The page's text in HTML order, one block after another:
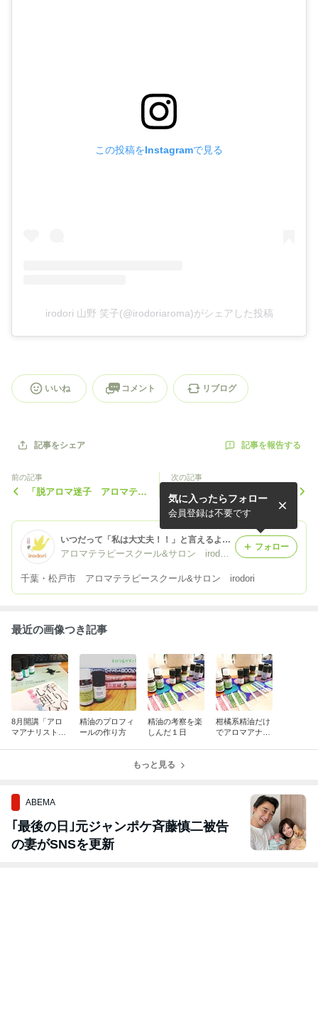
この投稿をInstagramで見る
irodori 山野 笑子(@irodoriaroma)がシェアした投稿
いいね コメント リブログ
記事をシェア 記事を報告する
前の記事
「脱アロマ迷子 アロマテラ
ける...
次の記事
「脱アロマ迷子アロマテラピ
ーレッスン」いよいよ今月か
らスタートいたします。 ...
いつだって「私は大丈夫！！」と言えるように
千葉・松戸市 アロマテラピースクール&サロン irodori
気に入ったらフォロー
会員登録は不要です
フォロー
最近の画像つき記事
8月開講「アロ
マアナリスト養
精油のプロフィ
ールの作り方
精油の考察を楽
しんだ１日
柑橘系精油だけ
でアロマアナリ
もっと見る
ABEMA
｢最後の日｣元ジャンポケ斉藤慎二被告
の妻がSNSを更新